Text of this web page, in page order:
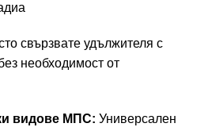
свързвате удължителя с
необходимост от
видове МПС: Универсален